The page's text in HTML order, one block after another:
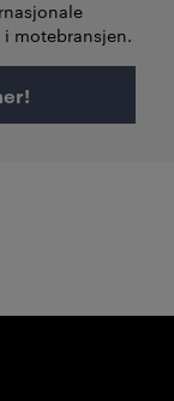
i motebransjen.